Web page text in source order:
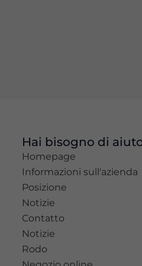
Hai bisogno di
Homepage
Informazioni sull'azienda
Posizione
Notizie
Contatto
Notizie
Rodo